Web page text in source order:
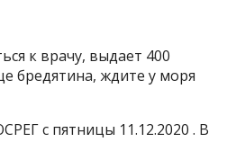
к врачу, выдает 400
бредятина, ждите у моря
с пятницы 11.12.2020 . В